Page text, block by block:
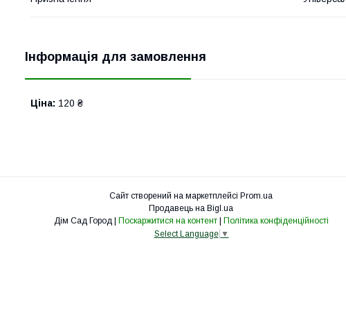
Інформація для замовлення
Ціна: 120 ₴
Сайт створений на маркетплейсі Prom.ua
Продавець на Bigl.ua
Поскаржитися на контент
Політика конфіденційності
Select Language ▼